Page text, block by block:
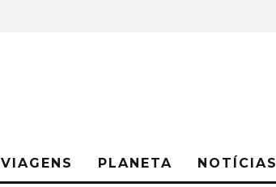
VIAGENS PLANETA NOTÍCIAS